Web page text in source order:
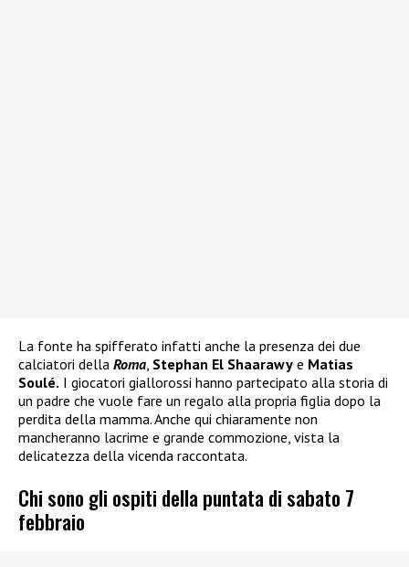
La fonte ha spifferato infatti anche la presenza dei due
calciatori della Roma, Stephan El Shaarawy e Matias
Soulé. I giocatori giallorossi hanno partecipato alla storia di
un padre che vuole fare un regalo alla propria figlia dopo la
perdita della mamma. Anche qui chiaramente non
mancheranno lacrime e grande commozione, vista la
delicatezza della vicenda raccontata.
Chi sono gli ospiti della puntata di sabato 7
febbraio